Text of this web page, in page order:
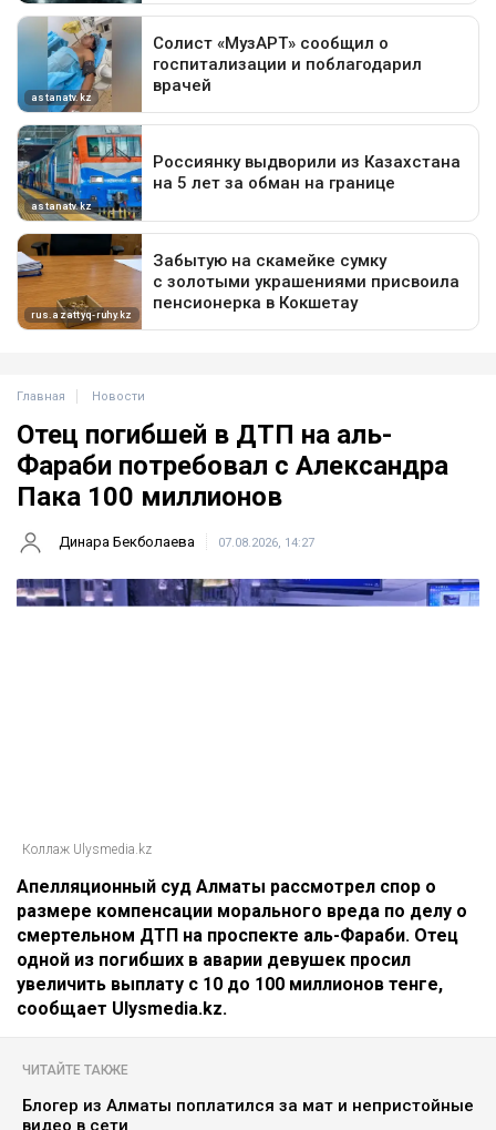
Главная Новости
Отец погибшей в ДТП на аль-
Фараби потребовал с Александра
Пака 100 миллионов
Динара Бекболаева 07.08.2026, 14:27
Коллаж Ulysmedia.kz
Апелляционный суд Алматы рассмотрел спор о
размере компенсации морального вреда по делу о
смертельном ДТП на проспекте аль-Фараби. Отец
одной из погибших в аварии девушек просил
увеличить выплату с 10 до 100 миллионов тенге,
сообщает Ulysmedia.kz.
ЧИТАЙТЕ ТАКЖЕ
Блогер из Алматы поплатился за мат и непристойные
видео в сети